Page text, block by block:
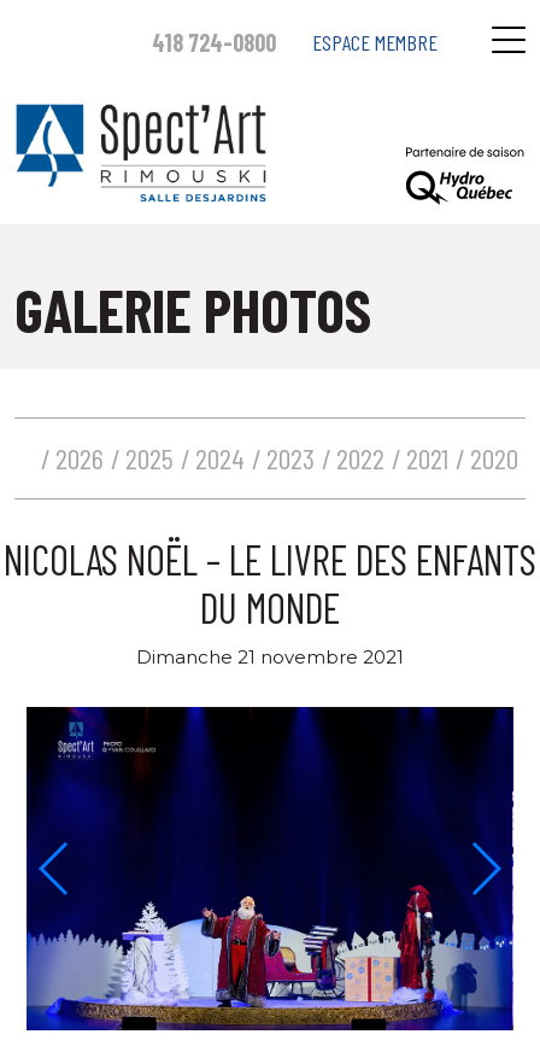
418 724-0800 ESPACE MEMBRE
GALERIE PHOTOS
2026 2025 2024 2023 2022 2021 2020
NICOLAS NOËL – LE LIVRE DES ENFANTS
DU MONDE
Dimanche 21 novembre 2021